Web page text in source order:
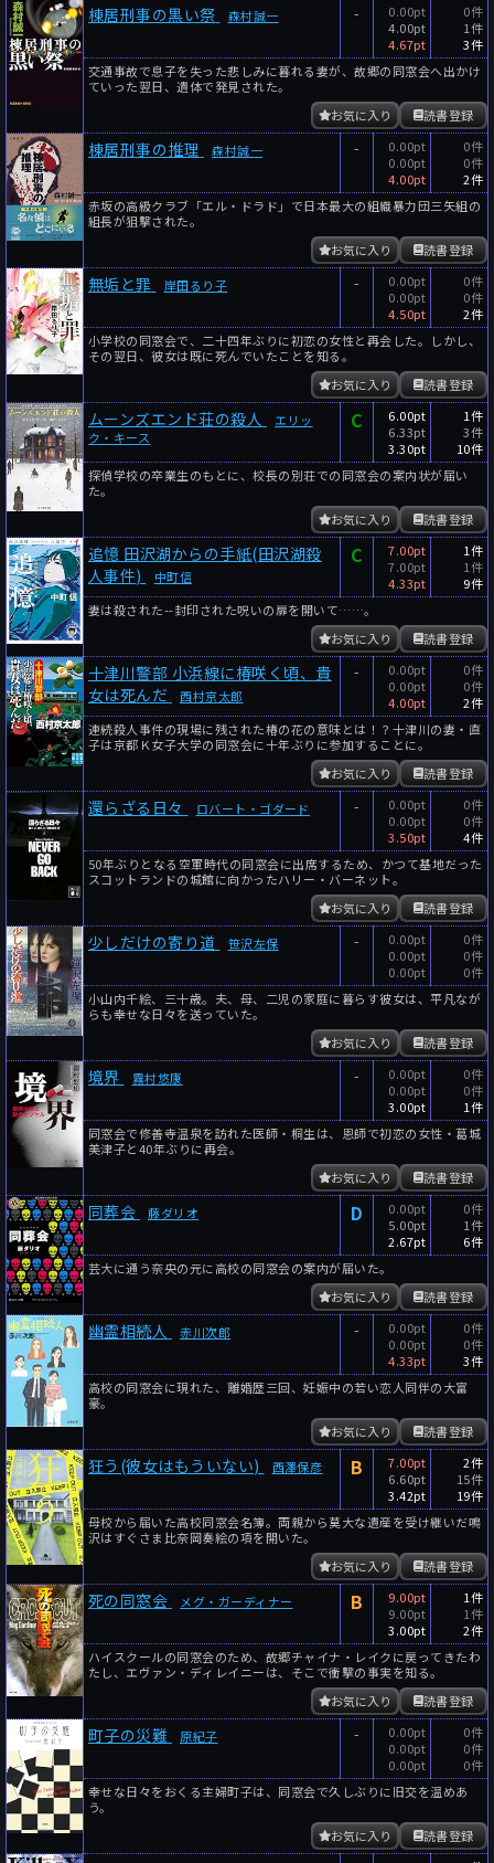
棟居刑事の黒い祭 森村誠一 -
0.00pt
4.00pt
4.67pt
0件
1件
3件
交通事故で息子を失った悲しみに暮れる妻が、故郷の同窓会へ出かけ
ていった翌日、遺体で発見された。
読書登録
お気に入り
棟居刑事の推理 森村誠一 -
0.00pt
0.00pt
4.00pt
0件
0件
2件
赤坂の高級クラブ「エル・ドラド」で日本最大の組織暴力団三矢組の
組長が狙撃された。
読書登録
お気に入り
無垢と罪 岸田るり子 -
0.00pt
0.00pt
4.50pt
0件
0件
2件
小学校の同窓会で、二十四年ぶりに初恋の女性と再会した。しかし、
その翌日、彼女は既に死んでいたことを知る。
読書登録
お気に入り
ムーンズエンド荘の殺人
エリッ
ク・キース
C
6.00pt
6.33pt
3.30pt
1件
3件
10件
探偵学校の卒業生のもとに、校長の別荘での同窓会の案内状が届い
た。
読書登録
お気に入り
追憶 田沢湖からの手紙(田沢湖殺
人事件)
中町信
C
7.00pt
7.00pt
4.33pt
1件
1件
9件
妻は殺された--封印された呪いの扉を開いて……。
読書登録
お気に入り
十津川警部 小浜線に椿咲く頃、貴
女は死んだ
西村京太郎
-
0.00pt
0.00pt
4.00pt
0件
0件
2件
連続殺人事件の現場に残された椿の花の意味とは！？十津川の妻・直
子は京都Ｋ女子大学の同窓会に十年ぶりに参加することに。
読書登録
お気に入り
還らざる日々 ロバート・ゴダード -
0.00pt
0.00pt
3.50pt
0件
0件
4件
50年ぶりとなる空軍時代の同窓会に出席するため、かつて基地だった
スコットランドの城館に向かったハリー・バーネット。
読書登録
お気に入り
少しだけの寄り道 笹沢左保 -
0.00pt
0.00pt
0.00pt
0件
0件
0件
小山内千絵、三十歳。夫、母、二児の家庭に暮らす彼女は、平凡なが
らも幸せな日々を送っていた。
読書登録
お気に入り
境界 霧村悠康 -
0.00pt
0.00pt
3.00pt
0件
0件
1件
同窓会で修善寺温泉を訪れた医師・桐生は、恩師で初恋の女性・葛城
美津子と40年ぶりに再会。
読書登録
お気に入り
同葬会 藤ダリオ D
0.00pt
5.00pt
2.67pt
0件
1件
6件
芸大に通う奈央の元に高校の同窓会の案内が届いた。
読書登録
お気に入り
幽霊相続人 赤川次郎 -
0.00pt
0.00pt
4.33pt
0件
0件
3件
高校の同窓会に現れた、離婚歴三回、妊娠中の若い恋人同伴の大富
豪。
読書登録
お気に入り
狂う(彼女はもういない) 西澤保彦 B
7.00pt
6.60pt
3.42pt
2件
15件
19件
母校から届いた高校同窓会名簿。両親から莫大な遺産を受け継いだ鳴
沢はすぐさま比奈岡奏絵の項を開いた。
読書登録
お気に入り
死の同窓会 メグ・ガーディナー B
9.00pt
9.00pt
3.00pt
1件
1件
2件
ハイスクールの同窓会のため、故郷チャイナ・レイクに戻ってきたわ
たし、エヴァン・ディレイニーは、そこで衝撃の事実を知る。
読書登録
お気に入り
町子の災難 原紀子 -
0.00pt
0.00pt
0.00pt
0件
0件
0件
幸せな日々をおくる主婦町子は、同窓会で久しぶりに旧交を温めあ
う。
読書登録
お気に入り